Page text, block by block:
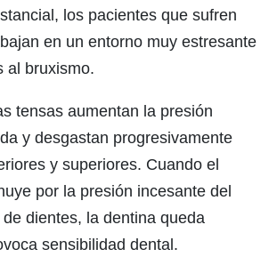
los pacientes que sufren
en un entorno muy estresante
al bruxismo.
tensas aumentan la presión
y desgastan progresivamente
y superiores. Cuando el
por la presión incesante del
dientes, la dentina queda
sensibilidad dental.